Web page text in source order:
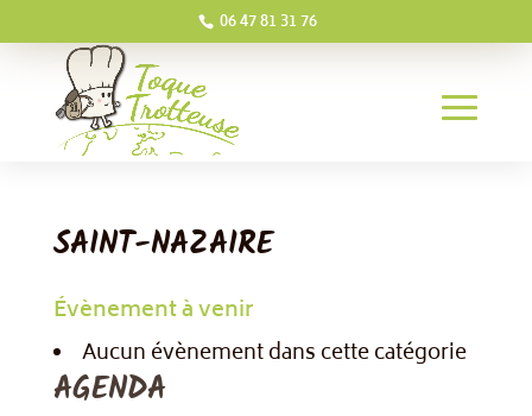
06 47 81 31 76
SAINT-NAZAIRE
Évènement à venir
Aucun évènement dans cette catégorie
AGENDA